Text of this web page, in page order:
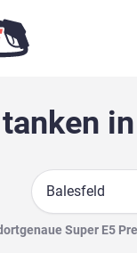
Suche
Super E5